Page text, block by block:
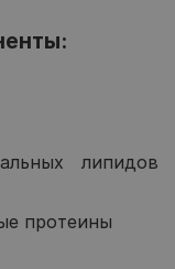
липидов
протеины